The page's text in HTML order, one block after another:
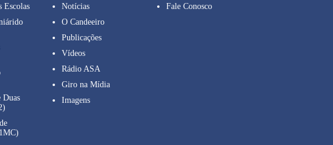
Escolas
Duas
Notícias
O Candeeiro
Publicações
Vídeos
Rádio ASA
Giro na Mídia
Imagens
Fale Conosco